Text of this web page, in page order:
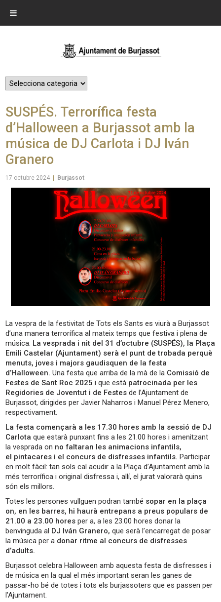
SUSPÉS. Terrorífica festa
d’Halloween a Burjassot amb la
música de DJ Carlota i DJ Iván
Granero
17 octubre 2024 Burjassot
La vespra de la festivitat de Tots els Sants es viurà a Burjassot
d’una manera terrorífica al mateix temps que festiva i plena de
música. La vesprada i nit del 31 d’octubre (SUSPÉS), la Plaça
Emili Castelar (Ajuntament) serà el punt de trobada perquè
menuts, joves i majors gaudisquen de la festa
d’Halloween.Una festa que arriba de la mà de la Comissió de
Festes de Sant Roc 2025 i que està patrocinada per les
Regidories de Joventut i de Festes de l’Ajuntament de
Burjassot, dirigides per Javier Naharros i Manuel Pérez Menero,
respectivament.
La festa començarà a les 17.30 hores amb la sessió de DJ
Carlota que estarà punxant fins a les 21.00 hores i amenitzant
la vesprada on no faltaran les animacions infantils,
el pintacares i el concurs de disfresses infantils. Participar
en molt fàcil: tan sols cal acudir a la Plaça d’Ajuntament amb la
més terrorífica i original disfressa i, allí, el jurat valorarà quins
són els millors.
Totes les persones vullguen podran també sopar en la plaça
on, en les barres, hi haurà entrepans a preus populars de
21.00 a 23.00 hores per a, a les 23.00 hores donar la
benvinguda al DJ Iván Granero, que serà l’encarregat de posar
la música per a donar ritme al concurs de disfresses
d’adults.
Burjassot celebra Halloween amb aquesta festa de disfresses i
de música en la qual el més important seran les ganes de
passar-ho bé de totes i tots els burjassoters que es passen per
l’Ajuntament.